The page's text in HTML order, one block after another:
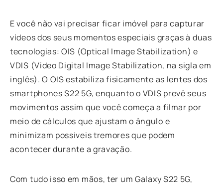
E você não vai precisar ficar imóvel para capturar
vídeos dos seus momentos especiais graças à duas
tecnologias: OIS (Optical Image Stabilization) e
VDIS (Video Digital Image Stabilization, na sigla em
inglês). O OIS estabiliza fisicamente as lentes dos
smartphones S22 5G, enquanto o VDIS prevê seus
movimentos assim que você começa a filmar por
meio de cálculos que ajustam o ângulo e
minimizam possíveis tremores que podem
acontecer durante a gravação.
Com tudo isso em mãos, ter um Galaxy S22 5G,